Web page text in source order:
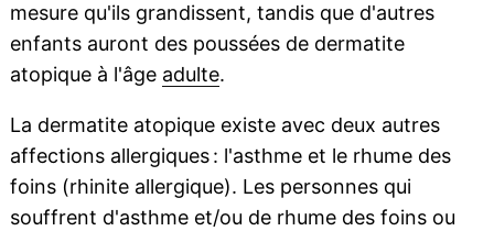
mesure qu'ils grandissent, tandis que d'autres
enfants auront des poussées de dermatite
atopique à l'âge adulte.
La dermatite atopique existe avec deux autres
affections allergiques : l'asthme et le rhume des
foins (rhinite allergique). Les personnes qui
souffrent d'asthme et/ou de rhume des foins ou